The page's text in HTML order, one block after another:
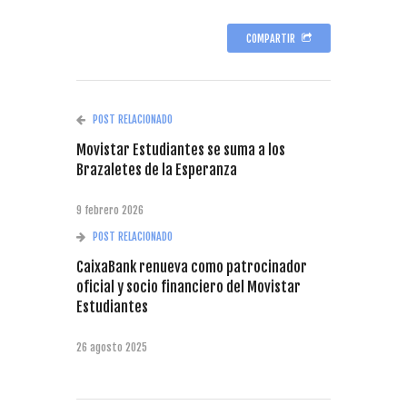
COMPARTIR
POST RELACIONADO
Movistar Estudiantes se suma a los
Brazaletes de la Esperanza
9 febrero 2026
POST RELACIONADO
CaixaBank renueva como patrocinador
oficial y socio financiero del Movistar
Estudiantes
26 agosto 2025